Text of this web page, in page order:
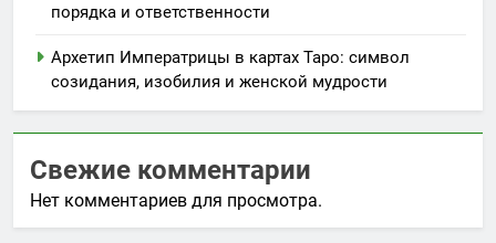
порядка и ответственности
Архетип Императрицы в картах Таро: символ
созидания, изобилия и женской мудрости
Свежие комментарии
Нет комментариев для просмотра.